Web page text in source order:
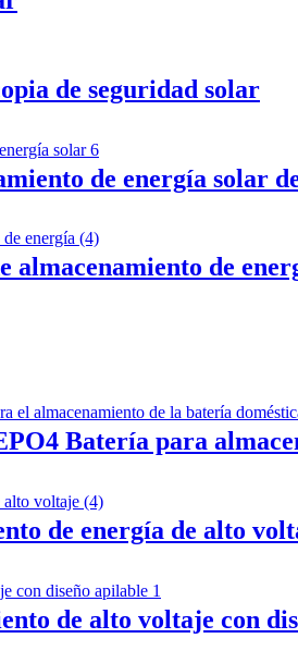
de seguridad solar
de energía solar
almacenamiento de
Batería para
de energía de alto
de alto voltaje con